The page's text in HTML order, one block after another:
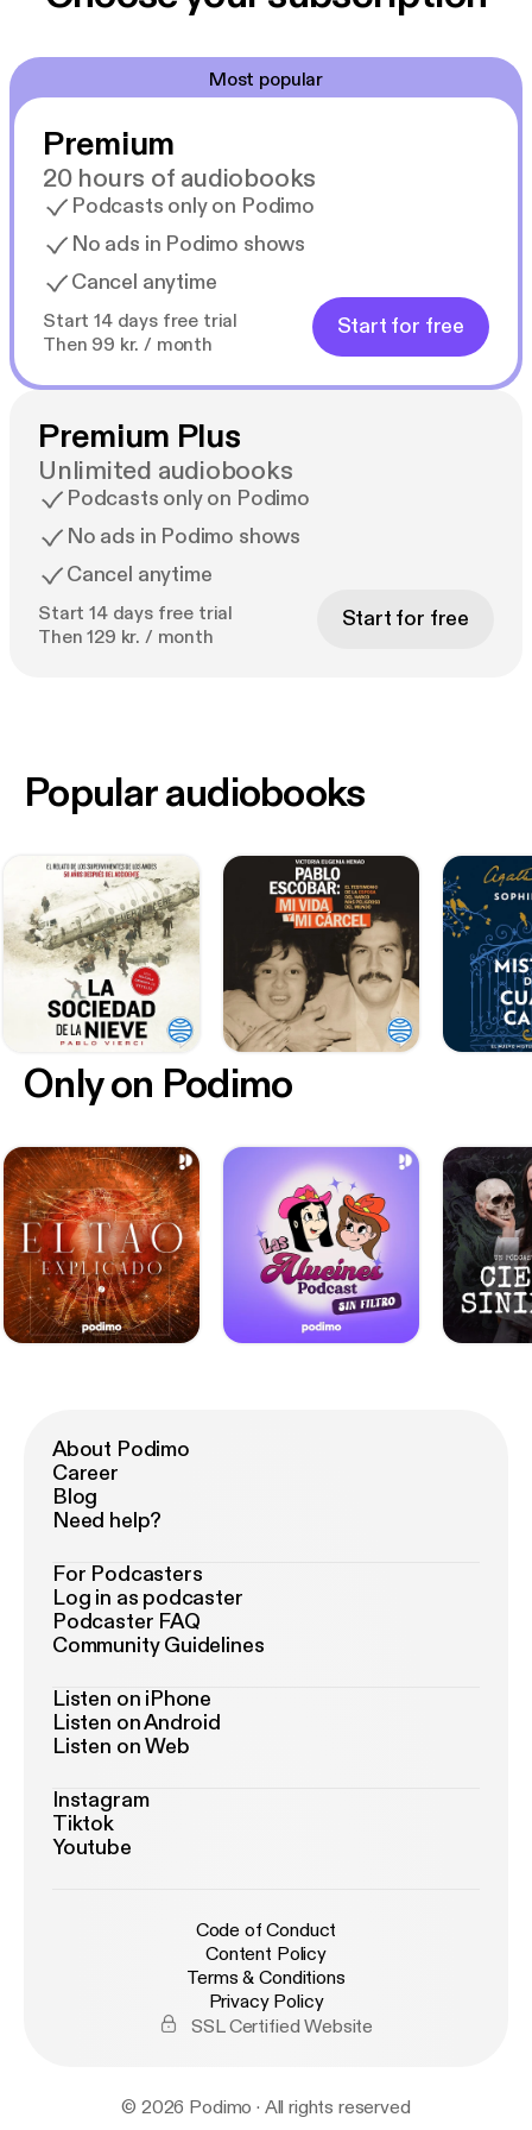
Most popular
Premium
20 hours of audiobooks
Podcasts only on Podimo
No ads in Podimo shows
Cancel anytime
Start 14 days free trial
Then 99 kr. / month
Start for free
Premium Plus
Unlimited audiobooks
Podcasts only on Podimo
No ads in Podimo shows
Cancel anytime
Start 14 days free trial
Then 129 kr. / month
Start for free
Only on Podimo
Popular audiobooks
About Podimo
Career
Blog
Need help?
For Podcasters
Log in as podcaster
Podcaster FAQ
Community Guidelines
Listen on iPhone
Listen on Android
Listen on Web
Instagram
Tiktok
Youtube
Code of Conduct
Content Policy
Terms & Conditions
Privacy Policy
SSL Certified Website
© 2026 Podimo · All rights reserved